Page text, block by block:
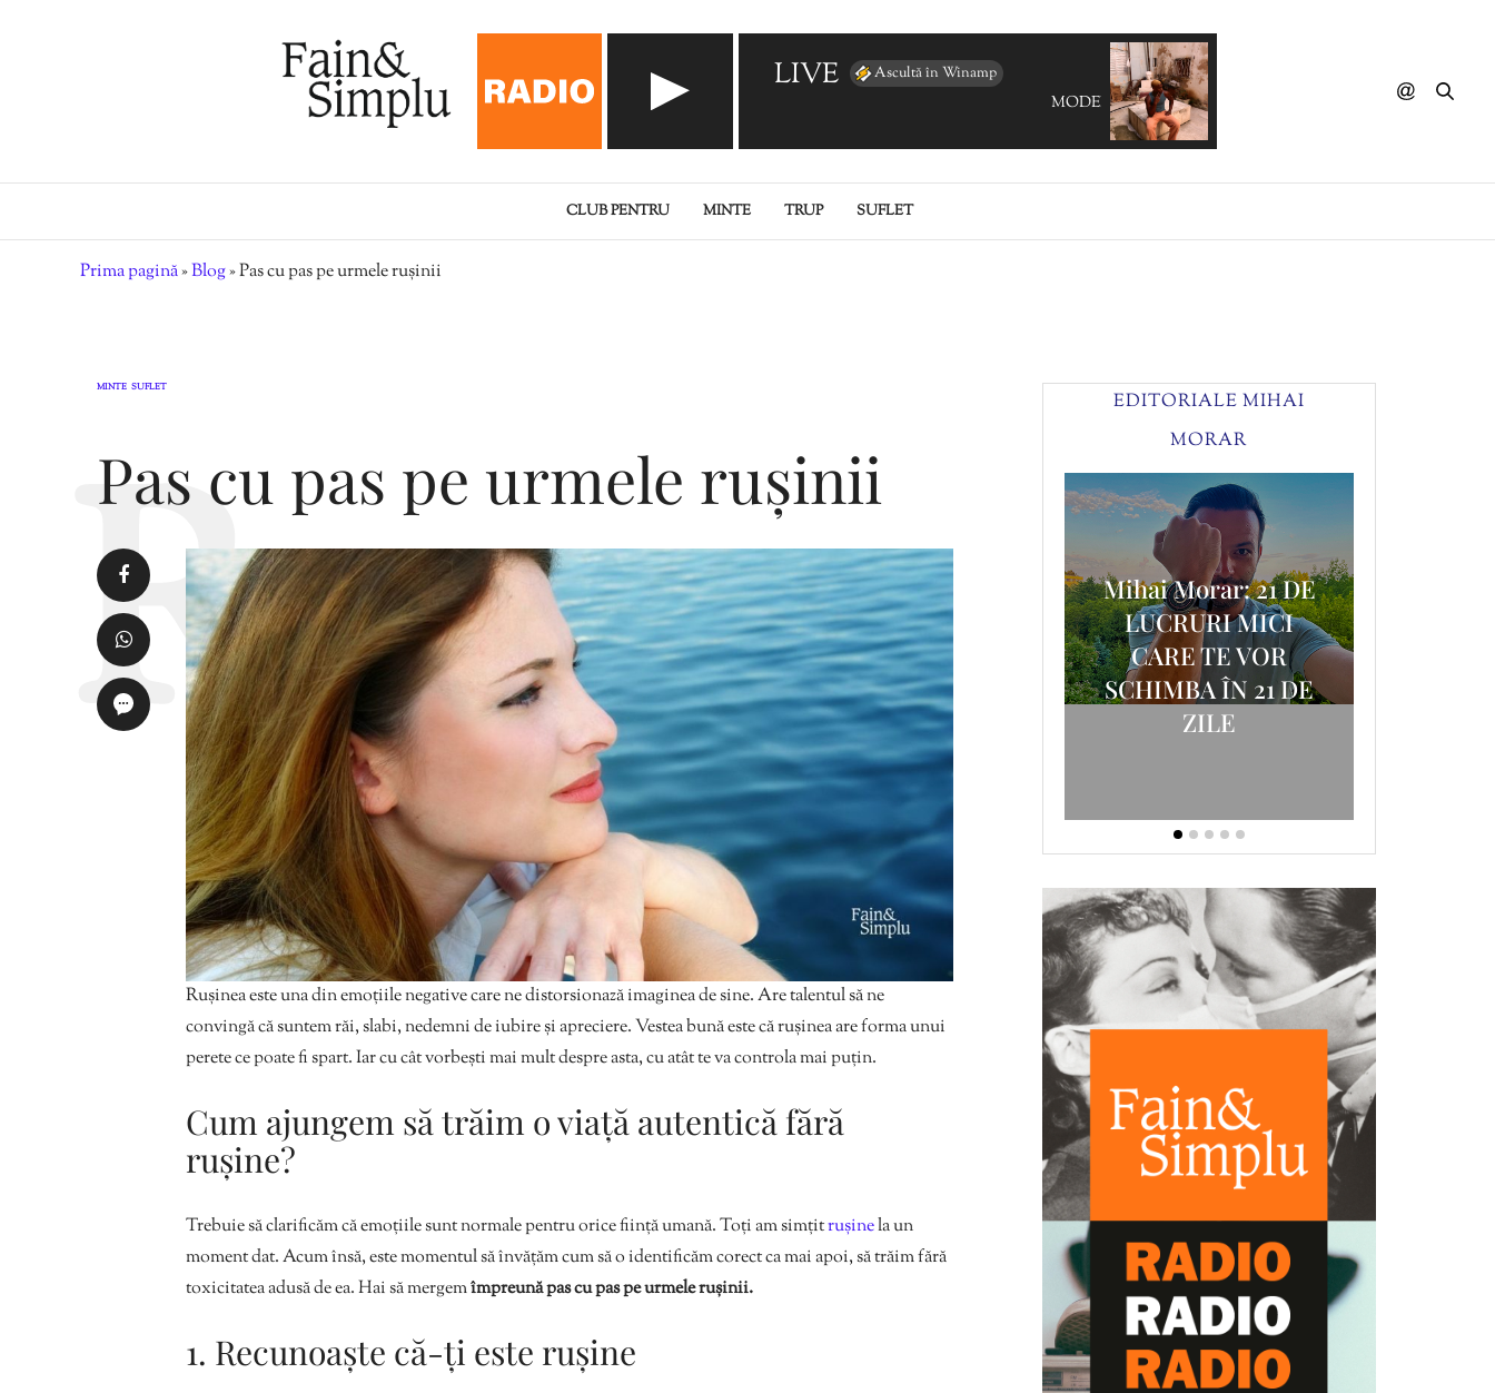
LIVE Ascultă în Winamp
MODERN TALKING - You're My Heart, You're My Soul
CLUB PENTRU MINTE TRUP SUFLET
Prima pagină»Blog»Pas cu pas pe urmele rușinii
MINTE SUFLET
Pas cu pas pe urmele rușinii
Rușinea este una din emoțiile negative care ne distorsionază imaginea de sine. Are talentul să ne
convingă că suntem răi, slabi, nedemni de iubire și apreciere. Vestea bună este că rușinea are forma unui
perete ce poate fi spart. Iar cu cât vorbești mai mult despre asta, cu atât te va controla mai puțin.
Cum ajungem să trăim o viață autentică fără
rușine?
Trebuie să clarificăm că emoțiile sunt normale pentru orice ființă umană. Toți am simțitrușinela un
moment dat. Acum însă, este momentul să învățăm cum să o identificăm corect ca mai apoi, să trăim fără
toxicitatea adusă de ea. Hai să mergemîmpreună pas cu pas pe urmele rușinii.
1. Recunoaște că-ți este rușine
EDITORIALE MIHAI
MORAR
Editorial Mihai
Morar: CUM L-AM
SALVAT PE FĂT-
FRUMOS
Mihai Morar: 21 DE
LUCRURI MICI
CARE TE VOR
SCHIMBA ÎN 21 DE
ZILE